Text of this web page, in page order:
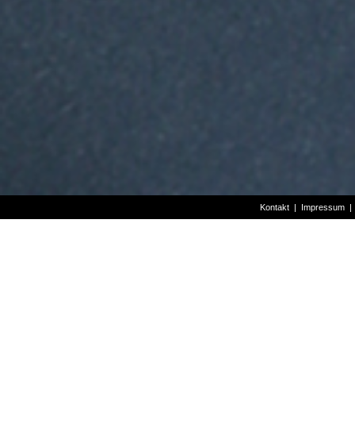
Kontakt | Impressum